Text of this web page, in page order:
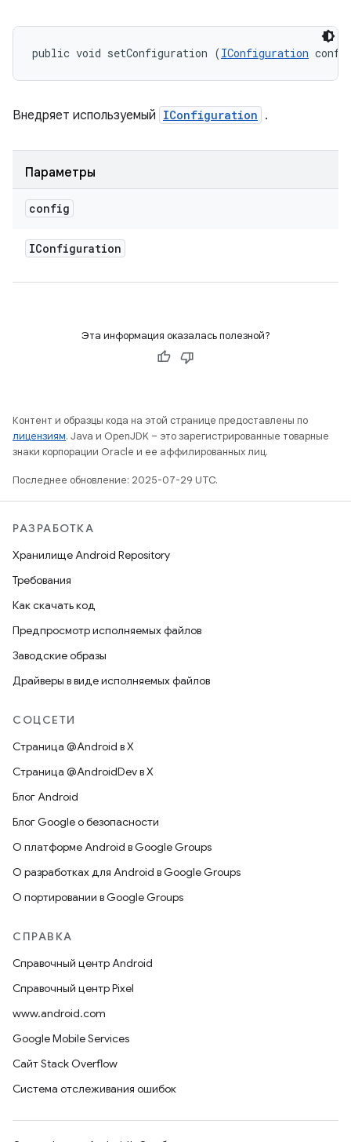
public void setConfiguration (IConfiguration
Внедряет используемый IConfiguration .
Параметры
config
IConfiguration
Эта информация оказалась полезной?
Контент и образцы кода на этой странице предоставлены по
лицензиям. Java и OpenJDK – это зарегистрированные товарные
знаки корпорации Oracle и ее аффилированных лиц.
Последнее обновление: 2025-07-29 UTC.
РАЗРАБОТКА
Хранилище Android Repository
Требования
Как скачать код
Предпросмотр исполняемых файлов
Заводские образы
Драйверы в виде исполняемых файлов
СОЦСЕТИ
Страница @Android в X
Страница @AndroidDev в X
Блог Android
Блог Google о безопасности
О платформе Android в Google Groups
О разработках для Android в Google Groups
О портировании в Google Groups
СПРАВКА
Справочный центр Android
Справочный центр Pixel
www.android.com
Google Mobile Services
Сайт Stack Overflow
Система отслеживания ошибок